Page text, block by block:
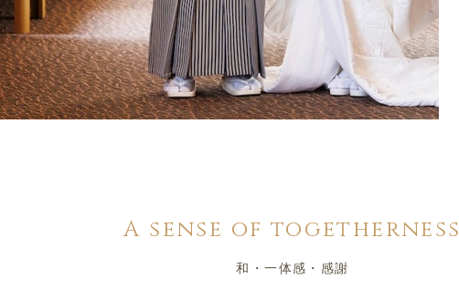
A sense of togetherness
和・一体感・感謝